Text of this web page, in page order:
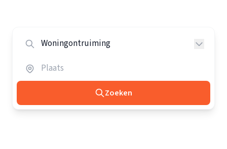
Zoeken